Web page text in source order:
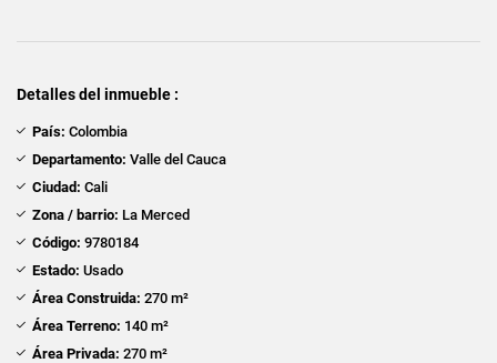
Detalles del inmueble :
País: Colombia
Departamento: Valle del Cauca
Ciudad: Cali
Zona / barrio: La Merced
Código: 9780184
Estado: Usado
Área Construida: 270 m²
Área Terreno: 140 m²
Área Privada: 270 m²